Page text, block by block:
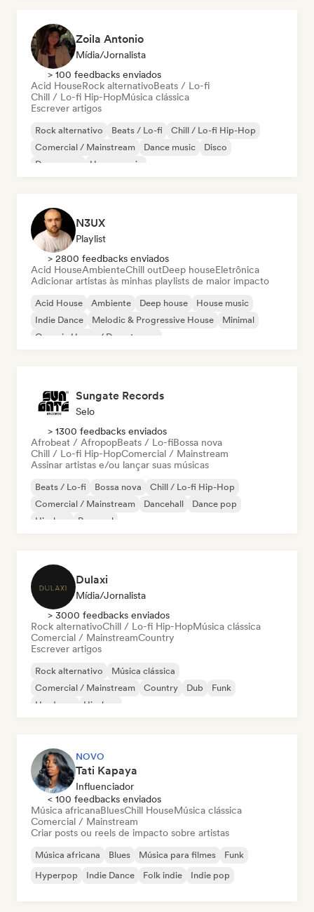
Zoila Antonio
Mídia/Jornalista
> 100 feedbacks enviados
Acid HouseRock alternativoBeats / Lo-fi
Chill / Lo-fi Hip-HopMúsica clássica
Escrever artigos
Rock alternativo Beats / Lo-fi
Chill / Lo-fi Hip-Hop
Comercial / Mainstream
Dance music
Disco
Dream pop
House music
N3UX
Playlist
> 2800 feedbacks enviados
Acid HouseAmbienteChill outDeep houseEletrônica
Adicionar artistas às minhas playlists de maior impacto
Acid House Ambiente Deep house
House music
Indie Dance
Melodic & Progressive House
Minimal
Organic House / Downtempo
Sungate Records
Selo
> 1300 feedbacks enviados
Afrobeat / AfropopBeats / Lo-fiBossa nova
Chill / Lo-fi Hip-HopComercial / Mainstream
Assinar artistas e/ou lançar suas músicas
Beats / Lo-fi Bossa nova
Chill / Lo-fi Hip-Hop
Comercial / Mainstream
Dancehall
Dance pop
Hip-hop
Pop soul
Dulaxi
Mídia/Jornalista
> 3000 feedbacks enviados
Rock alternativoChill / Lo-fi Hip-HopMúsica clássica
Comercial / MainstreamCountry
Escrever artigos
Rock alternativo
Música clássica
Comercial / Mainstream
Country Dub
Funk
Hardcore
Hip-hop
NOVO
Tati Kapaya
Influenciador
< 100 feedbacks enviados
Música africanaBluesChill HouseMúsica clássica
Comercial / Mainstream
Criar posts ou reels de impacto sobre artistas
Música africana Blues Música para filmes
Funk
Hyperpop
Indie Dance Folk indie Indie pop